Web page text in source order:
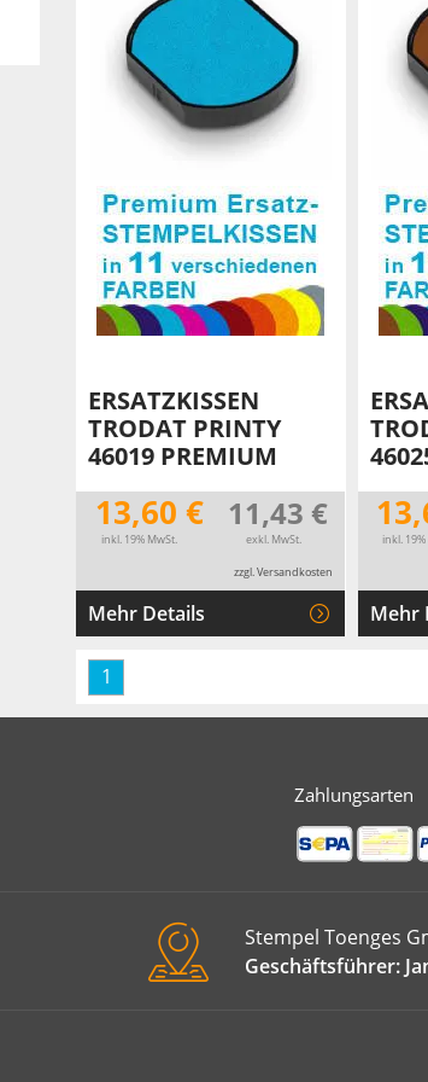
TRODAT® ID
ERSATZKISSEN
TRODAT PRINTY
46019 PREMIUM
13,60 €
inkl. 19% MwSt.
11,43 €
exkl. MwSt.
zzgl. Versandkosten
Mehr Details
inkl.
Mehr
1
Zahlungsarten
Stempel Toenges
Geschäftsführer: